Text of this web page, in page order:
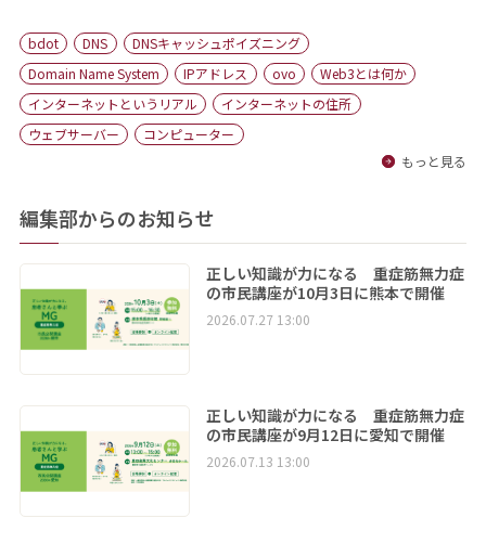
bdot DNS
DNSキャッシュポイズニング
Domain Name System
IPアドレス ovo
Web3とは何か
インターネットというリアル
インターネットの住所
ウェブサーバー
コンピューター
もっと見る
編集部からのお知らせ
正しい知識が力になる 重症筋無力症
の市民講座が10月3日に熊本で開催
2026.07.27 13:00
正しい知識が力になる 重症筋無力症
の市民講座が9月12日に愛知で開催
2026.07.13 13:00